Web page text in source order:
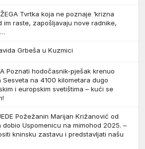
Tvrtka koja ne poznaje ‘krizna
im raste, zapošljavaju nove radnike,
Grbeša u Kuzmici
Poznati hodočasnik-pješak krenuo
Sesveta na 4100 kilometara dugo
i europskim svetištima – kući se
Požežanin Marijan Križanović od
dobio Uspomenicu na mimohod 2025. –
kninsku zastavu i predstavljati našu